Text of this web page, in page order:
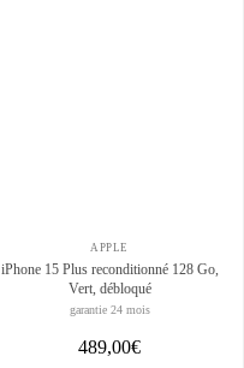
APPLE
iPhone 15 Plus reconditionné 128 Go,
Vert, débloqué
garantie 24 mois
489,00€